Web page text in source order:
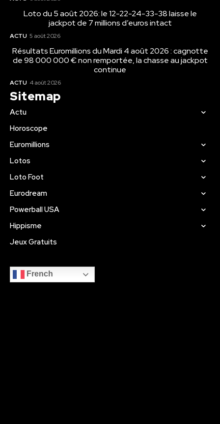
Loto du 5 août 2026: le 12-22-24-33-38 laisse le
jackpot de 7 millions d’euros intact
ACTU 5 août 2026
Résultats Euromillions du Mardi 4 août 2026 : cagnotte
de 98 000 000 € non remportée, la chasse au jackpot
continue
ACTU 4 août 2026
Sitemap
Actu
Horoscope
Euromillions
Lotos
Loto Foot
Eurodream
Powerball USA
Hippisme
Jeux Gratuits
French